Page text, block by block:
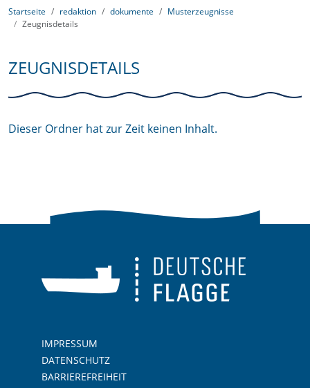
Startseite redaktion dokumente
Musterzeugnisse
Zeugnisdetails
ZEUGNISDETAILS
Dieser Ordner hat zur Zeit keinen Inhalt.
IMPRESSUM
DATENSCHUTZ
BARRIEREFREIHEIT